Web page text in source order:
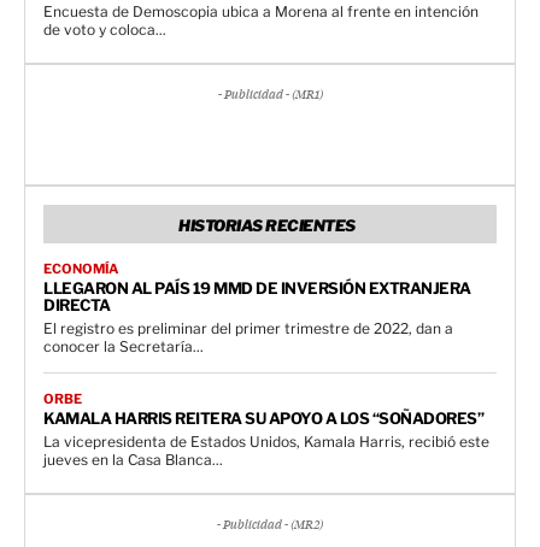
Encuesta de Demoscopia ubica a Morena al frente en intención
de voto y coloca...
- Publicidad - (MR1)
HISTORIAS RECIENTES
ECONOMÍA
LLEGARON AL PAÍS 19 MMD DE INVERSIÓN EXTRANJERA
DIRECTA
El registro es preliminar del primer trimestre de 2022, dan a
conocer la Secretaría...
ORBE
KAMALA HARRIS REITERA SU APOYO A LOS “SOÑADORES”
La vicepresidenta de Estados Unidos, Kamala Harris, recibió este
jueves en la Casa Blanca...
- Publicidad - (MR2)